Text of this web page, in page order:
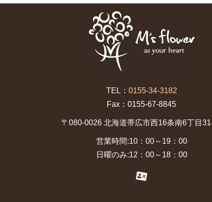
TEL： 0155-34-3182
Fax：0155-67-8845
〒080-0026 北海道帯広市西16条南6丁目
営業時間:10：00～19：00
日曜のみ:12：00～18：00